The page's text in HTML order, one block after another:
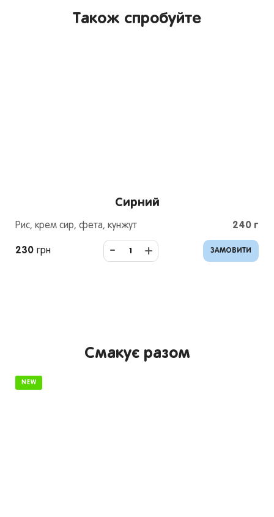
Також спробуйте
Сирний
Рис, крем сир, фета, кунжут 240г
230 грн - + ЗАМОВИТИ
Смакує разом
NEW